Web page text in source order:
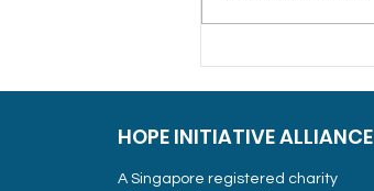
HOPE INITIATIVE ALLIANCE
A Singapore registered charity